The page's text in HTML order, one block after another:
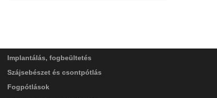
Implantálás, fogbeültetés
Szájsebészet és csontpótlás
Fogpótlások